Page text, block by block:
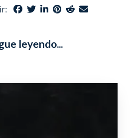
leyendo...